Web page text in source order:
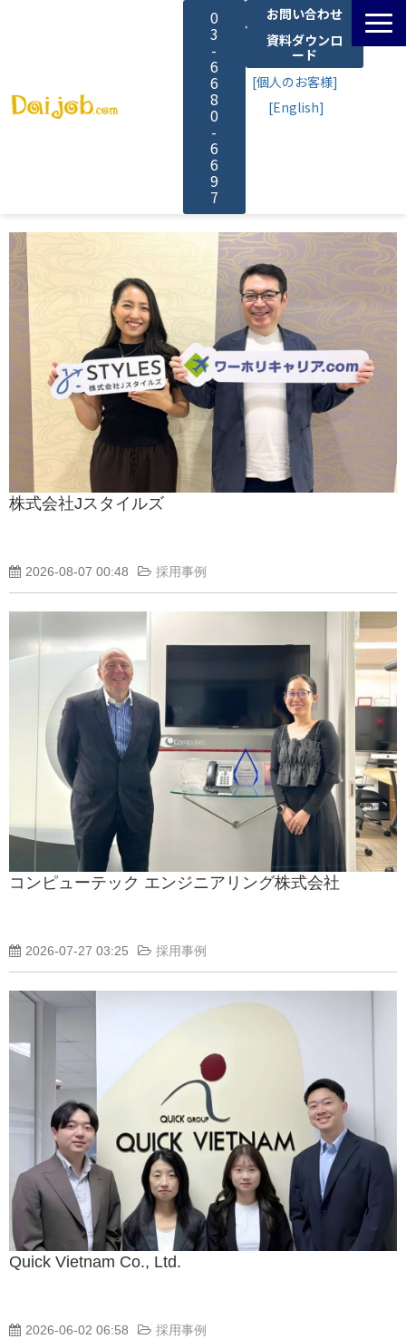
0
3
-
6
6
8
0
-
6
6
9
7
お問い合わせ
資料ダウンロ
ード
[個人のお客様]
[English]
サービス一覧
料金
よくあるご質問
導入事例
動画でわかるDaijob
お役立ち情報
株式会社Jスタイルズ
2026-08-07 00:48 採用事例
コンピューテック エンジニアリング株式会社
2026-07-27 03:25 採用事例
Quick Vietnam Co., Ltd.
2026-06-02 06:58 採用事例